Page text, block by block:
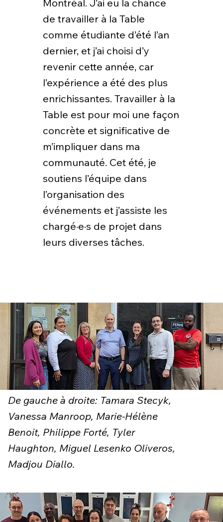
Montréal. J’ai eu la chance
de travailler à la Table
comme étudiante d’été l’an
dernier, et j’ai choisi d’y
revenir cette année, car
l’expérience a été des plus
enrichissantes. Travailler à la
Table est pour moi une façon
concrète et significative de
m’impliquer dans ma
communauté. Cet été, je
soutiens l’équipe dans
l’organisation des
événements et j’assiste les
chargé·e·s de projet dans
leurs diverses tâches.
De gauche à droite: Tamara Stecyk,
Vanessa Manroop, Marie-Hélène
Benoit, Philippe Forté, Tyler
Haughton, Miguel Lesenko Oliveros,
Madjou Diallo.